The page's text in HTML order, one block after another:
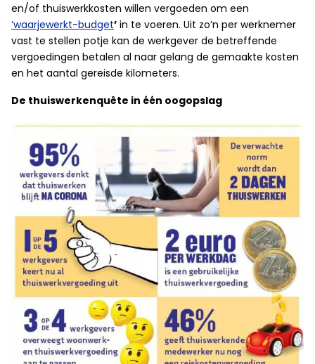
en/of thuiswerkkosten willen vergoeden om een
‘waarjewerkt-budget’ in te voeren. Uit zo’n per werknemer
vast te stellen potje kan de werkgever de betreffende
vergoedingen betalen al naar gelang de gemaakte kosten
en het aantal gereisde kilometers.
De thuiswerkenquête in één oogopslag